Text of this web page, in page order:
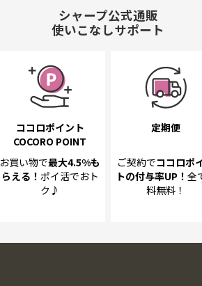
シャープ公式通販
使いこなしサポート
ココロポイント
COCORO POINT
お買い物で最大4.5%も
らえる！ ポイ活でおト
ク♪
定期便
ご契約でココロポ
トの付与率UP！ 全
料無料！